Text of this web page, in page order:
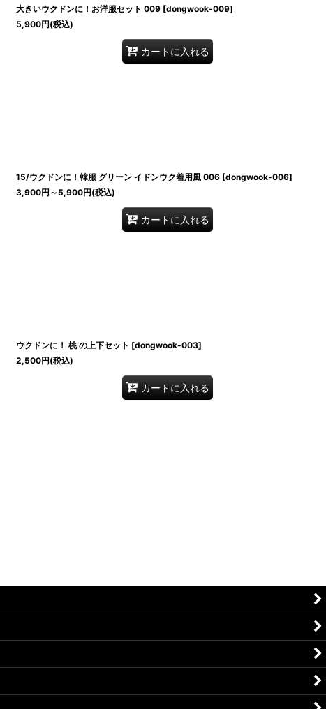
大きいウクドンに！お洋服セット 009 [dongwook-009]
5,900円(税込)
カートに入れる
15/ウクドンに！韓服 グリーン イドンウク着用風 006 [dongwook-006]
3,900円 ～5,900円(税込)
カートに入れる
ウクドンに！ 桃 の上下セット [dongwook-003]
2,500円(税込)
カートに入れる